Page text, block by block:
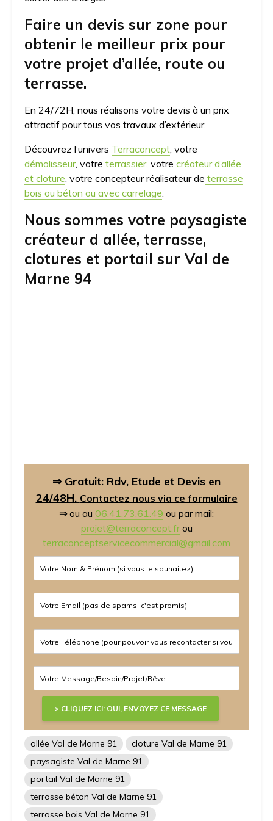
Faire un devis sur zone pour
obtenir le meilleur prix pour
votre projet d’allée, route ou
terrasse.
En 24/72H, nous réalisons votre devis à un prix
attractif pour tous vos travaux d’extérieur.
Découvrez l’univers Terraconcept, votre
démolisseur, votre terrassier, votre créateur d’allée
et cloture, votre concepteur réalisateur de terrasse
bois ou béton ou avec carrelage.
Nous sommes votre paysagiste
créateur d allée, terrasse,
clotures et portail sur Val de
Marne 94
⇒ Gratuit: Rdv, Etude et Devis en
24/48H. Contactez nous via ce formulaire
⇒ou au 06.41.73.61.49 ou par mail:
projet@terraconcept.frou
terraconceptservicecommercial@gmail.com
allée Val de Marne 91
cloture Val de Marne 91
paysagiste Val de Marne 91
portail Val de Marne 91
terrasse béton Val de Marne 91
terrasse bois Val de Marne 91